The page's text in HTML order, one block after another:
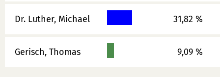
Dr. Luther, Michael 31,82 %
Gerisch, Thomas 9,09 %